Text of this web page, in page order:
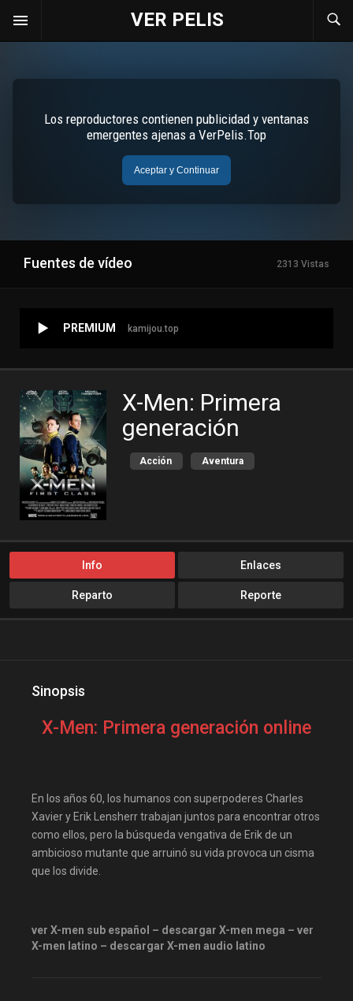
VER PELIS
Fuentes de vídeo 2313 Vistas
PREMIUM kamijou.top
X-Men: Primera
generación
Acción Aventura
pelislatino
repelis24 repelisgo
repelisplus rexpelis
Info Enlaces
Reparto Reporte
Sinopsis
X-Men: Primera generación online
En los años 60, los humanos con superpoderes Charles
Xavier y Erik Lensherr trabajan juntos para encontrar otros
como ellos, pero la búsqueda vengativa de Erik de un
ambicioso mutante que arruinó su vida provoca un cisma
que los divide.
ver X-men sub español – descargar X-men mega – ver
X-men latino – descargar X-men audio latino